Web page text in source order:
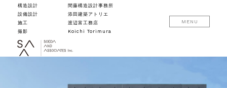
構造設計
間藤構造設計事務所
設備設計
添田建築アトリエ
施工
渡辺富工務店
撮影
Koichi Torimura